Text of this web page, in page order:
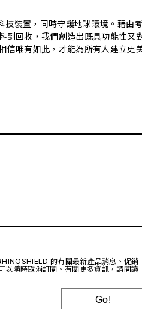
技裝置，同時守護地球環境。藉由
到回收，我們創造出既具功能性又
信唯有如此，才能為所有人建立更
的有關最新產品消息、促銷
以隨時取消訂閱。有關更多資訊，請閱讀
Go!